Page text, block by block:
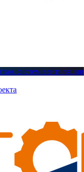
систем вентиляции